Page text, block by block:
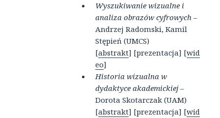
Wyszukiwanie wizualne i
analiza obrazów cyfrowych –
Andrzej Radomski, Kamil
Stępień (UMCS)
[abstrakt] [prezentacja] [wid
eo]
Historia wizualna w
dydaktyce akademickiej–
Dorota Skotarczak (UAM)
[abstrakt] [prezentacja] [wid